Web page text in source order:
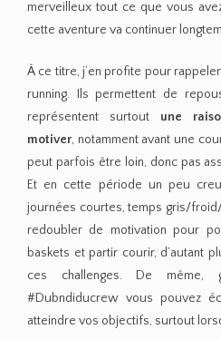
merveilleux tout ce que vous
cette aventure va continuer
À ce titre, j’en profite pour
running. Ils permettent de
représentent surtout une
motiver, notamment avant une
peut parfois être loin, donc pas
Et en cette période un peu
journées courtes, temps gris/
redoubler de motivation pour
baskets et partir courir, d’autant
ces challenges. De même,
#Dubndiducrew vous pouvez
atteindre vos objectifs, surtout